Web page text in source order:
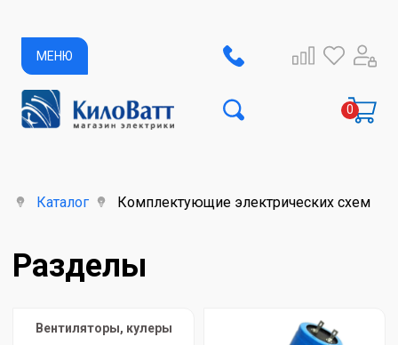
МЕНЮ
Каталог Комплектующие электрических схем
Разделы
Вентиляторы, кулеры